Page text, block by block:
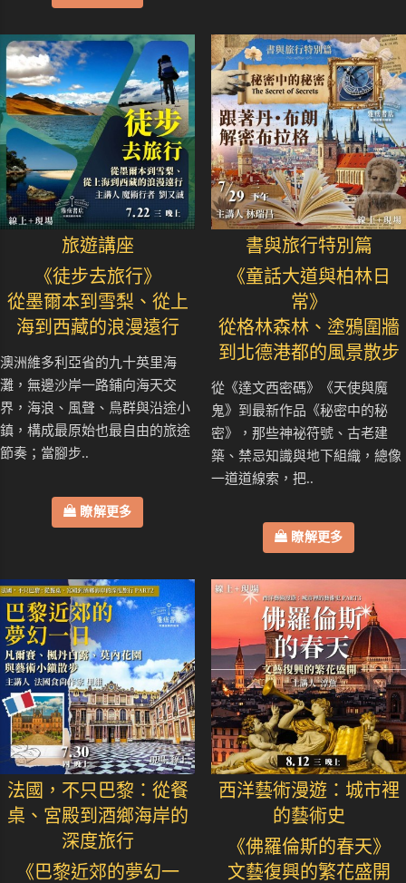
旅遊講座
《徒步去旅行》
從墨爾本到雪梨、從上
海到西藏的浪漫遠行
澳洲維多利亞省的九十英里海
灘，無邊沙岸一路鋪向海天交
界，海浪、風聲、鳥群與沿途小
鎮，構成最原始也最自由的旅途
節奏；當腳步..
瞭解更多
書與旅行特別篇
《童話大道與柏林日
常》
從格林森林、塗鴉圍牆
到北德港都的風景散步
從《達文西密碼》《天使與魔
鬼》到最新作品《秘密中的秘
密》，那些神祕符號、古老建
築、禁忌知識與地下組織，總像
一道道線索，把..
瞭解更多
法國，不只巴黎：從餐
桌、宮殿到酒鄉海岸的
深度旅行
《巴黎近郊的夢幻一
西洋藝術漫遊：城市裡
的藝術史
《佛羅倫斯的春天》
文藝復興的繁花盛開